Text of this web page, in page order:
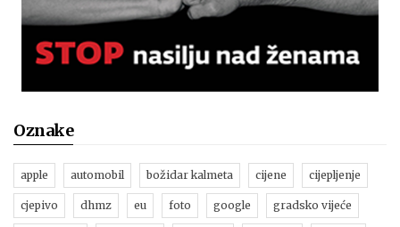
Oznake
apple automobil božidar kalmeta cijene cijepljenje
cjepivo dhmz eu foto google gradsko vijeće